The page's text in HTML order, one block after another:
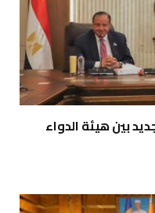
بين هيئة الدواء